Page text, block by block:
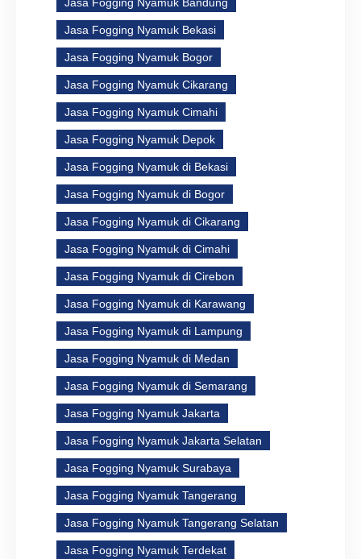
Jasa Fogging Nyamuk Bekasi
Jasa Fogging Nyamuk Bogor
Jasa Fogging Nyamuk Cikarang
Jasa Fogging Nyamuk Cimahi
Jasa Fogging Nyamuk Depok
Jasa Fogging Nyamuk di Bekasi
Jasa Fogging Nyamuk di Bogor
Jasa Fogging Nyamuk di Cikarang
Jasa Fogging Nyamuk di Cimahi
Jasa Fogging Nyamuk di Cirebon
Jasa Fogging Nyamuk di Karawang
Jasa Fogging Nyamuk di Lampung
Jasa Fogging Nyamuk di Medan
Jasa Fogging Nyamuk di Semarang
Jasa Fogging Nyamuk Jakarta
Jasa Fogging Nyamuk Jakarta Selatan
Jasa Fogging Nyamuk Surabaya
Jasa Fogging Nyamuk Tangerang
Jasa Fogging Nyamuk Tangerang Selatan
Jasa Fogging Nyamuk Terdekat